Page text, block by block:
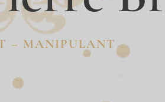
– MANIPULANT